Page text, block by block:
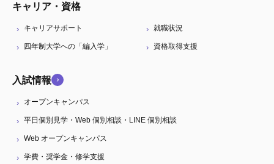
キャリア・資格
キャリアサポート 就職状況
四年制大学への「編入学」 資格取得支援
入試情報
オープンキャンパス
平日個別見学・Web 個別相談・LINE 個別相談
Web オープンキャンパス
学費・奨学金・修学支援